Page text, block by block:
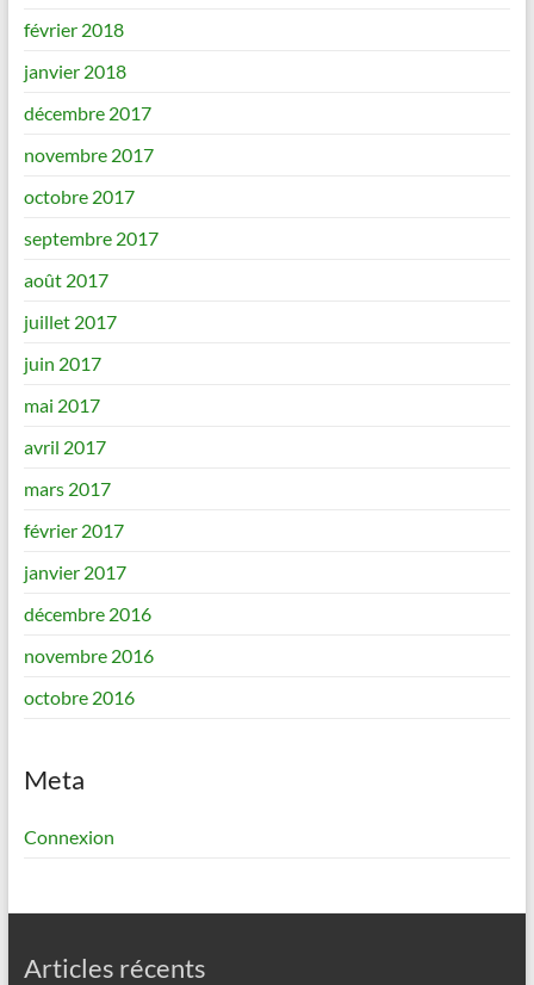
février 2018
janvier 2018
décembre 2017
novembre 2017
octobre 2017
septembre 2017
août 2017
juillet 2017
juin 2017
mai 2017
avril 2017
mars 2017
février 2017
janvier 2017
décembre 2016
novembre 2016
octobre 2016
Meta
Connexion
Articles récents